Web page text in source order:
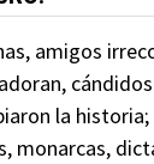
amigos
la
monarcas,